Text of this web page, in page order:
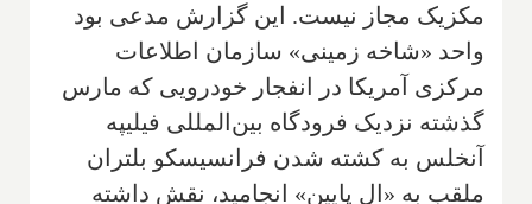
مکزیک مجاز نیست. این گزارش مدعی بود
واحد «شاخه زمینی» سازمان اطلاعات
مرکزی آمریکا در انفجار خودرویی که مارس
گذشته نزدیک فرودگاه بین‌المللی فیلیپه
آنخلس به کشته شدن فرانسیسکو بلتران
ملقب به «ال پایین» انجامید، نقش داشته